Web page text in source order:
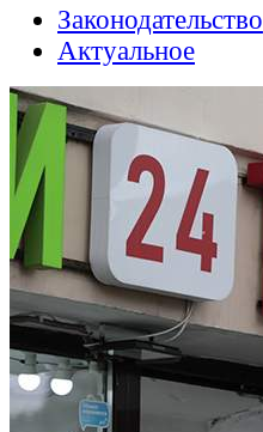
Законодательство
Актуальное